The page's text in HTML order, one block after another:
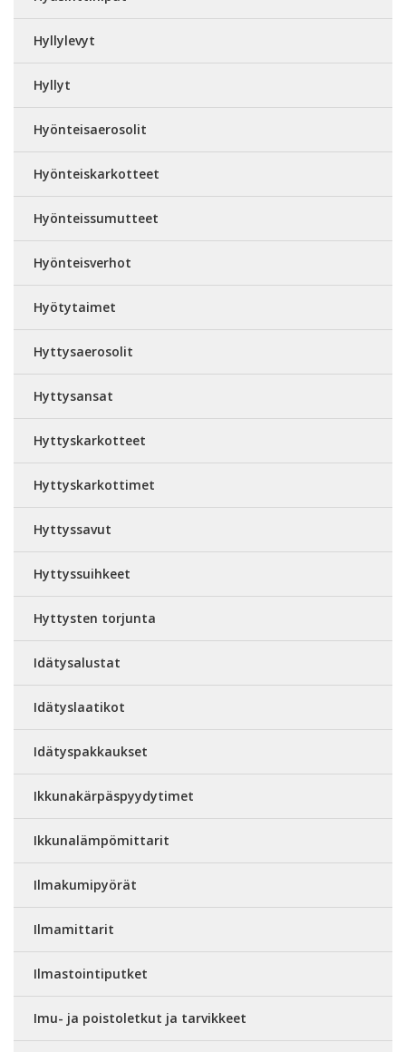
Hyllylevyt
Hyllyt
Hyönteisaerosolit
Hyönteiskarkotteet
Hyönteissumutteet
Hyönteisverhot
Hyötytaimet
Hyttysaerosolit
Hyttysansat
Hyttyskarkotteet
Hyttyskarkottimet
Hyttyssavut
Hyttyssuihkeet
Hyttysten torjunta
Idätysalustat
Idätyslaatikot
Idätyspakkaukset
Ikkunakärpäspyydytimet
Ikkunalämpömittarit
Ilmakumipyörät
Ilmamittarit
Ilmastointiputket
Imu- ja poistoletkut ja tarvikkeet